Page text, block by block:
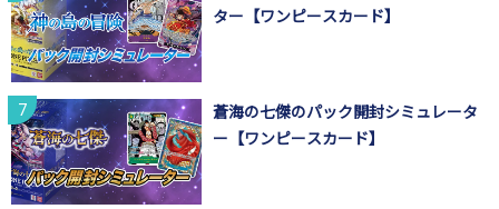
ター【ワンピースカード】
蒼海の七傑のパック開封シミュレータ
ー【ワンピースカード】